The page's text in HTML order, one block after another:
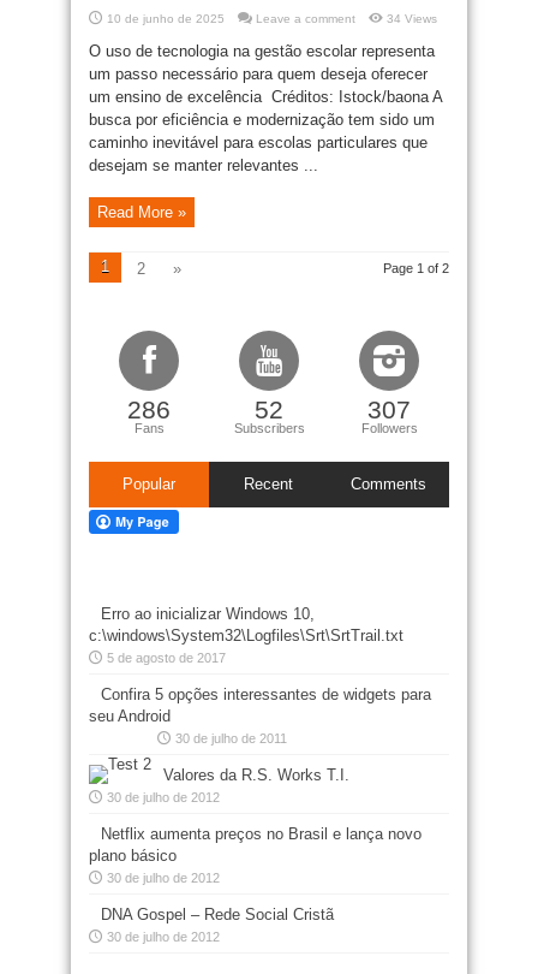
10 de junho de 2025 Leave a comment 34 Views
O uso de tecnologia na gestão escolar representa
um passo necessário para quem deseja oferecer
um ensino de excelência Créditos: Istock/baona A
busca por eficiência e modernização tem sido um
caminho inevitável para escolas particulares que
desejam se manter relevantes ...
Read More »
Page 1 of 2
1 2 »
286
Fans
52
Subscribers
307
Followers
Popular Recent Comments
Erro ao inicializar Windows 10,
c:\windows\System32\Logfiles\Srt\SrtTrail.txt
5 de agosto de 2017
Confira 5 opções interessantes de widgets para
seu Android
30 de julho de 2011
Valores da R.S. Works T.I.
30 de julho de 2012
Netflix aumenta preços no Brasil e lança novo
plano básico
30 de julho de 2012
DNA Gospel – Rede Social Cristã
30 de julho de 2012